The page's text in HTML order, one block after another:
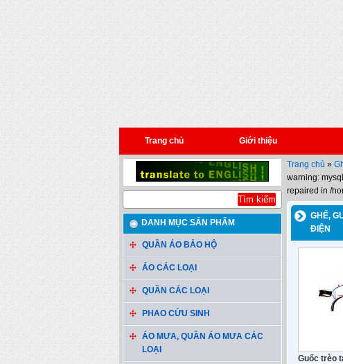
Trang chủ Giới thiệu
DANH MỤC SẢN PHẨM
QUẦN ÁO BẢO HỘ
ÁO CÁC LOẠI
QUẦN CÁC LOẠI
PHAO CỨU SINH
ÁO MƯA, QUẦN ÁO MƯA CÁC
LOẠI
Trang chủ »
warning:
repaired in /
GHẾ,
ĐIỆN
Guốc trèo